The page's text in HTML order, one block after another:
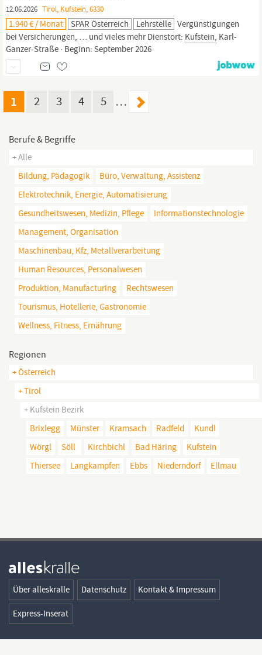
12.06.2026 Tirol, Kufstein, 6330
1.940 € / Monat SPAR Österreich Lehrstelle Vergünstigungen
bei Versicherungen, … und vieles mehr Dienstort: Kufstein, Karl-
Ganzer-Straße · Beginn: September 2026
1 2 3 4 5 …
Berufe & Begriffe
+ Alle
Bildung, Pädagogik
Büro, Verwaltung, Assistenz
Elektrotechnik, Energie, Automatisierung
Gesundheitswesen, Medizin, Pflege
Informationstechnologie
Management, Organisation
Maschinenbau, Kfz, Metallverarbeitung
Human Resources, Personalwesen
Produktion, Manufacturing
Rechtswesen
Tourismus, Hotellerie, Gastronomie
Wellness, Fitness, Ernährung
Regionen
+ Österreich
+ Tirol
+ Kufstein Bezirk
Brixlegg
Münster Kramsach Radfeld
Kundl
Wörgl
Söll Kirchbichl Bad Häring
Kufstein
Thiersee
Langkampfen Ebbs Niederndorf Ellmau
Über alleskralle Datenschutz Kontakt & Impressum
Express-Inserat